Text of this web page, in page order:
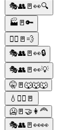
🎭👥🚪👀🔍
🏭🚪🔑
🏃‍♂️🚪💨
🎭👥🚪👀🔒
🎭👥🚪👀💡
🤫🚪🐺🐺🐺
💧👷‍♂️🚪
🥶🚪🤝👩‍🦰
🎭👥🚪👀👀